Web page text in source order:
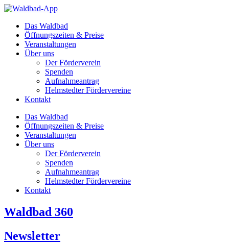
Zum
springenDas Waldbad
Öffnungszeiten & Preise
Veranstaltungen
Über uns
Der Förderverein
Spenden
Aufnahmeantrag
Helmstedter Fördervereine
Kontakt
Das Waldbad
Öffnungszeiten & Preise
Veranstaltungen
Über uns
Der Förderverein
Spenden
Aufnahmeantrag
Helmstedter Fördervereine
Kontakt
Waldbad 360
Newsletter